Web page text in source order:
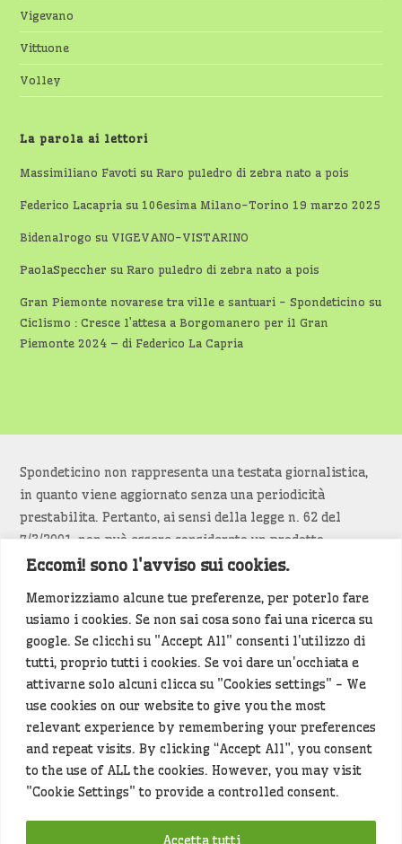
Eccomi! sono l'avviso sui cookies.
Memorizziamo alcune tue preferenze, per poterlo fare
usiamo i cookies. Se non sai cosa sono fai una ricerca su
google. Se clicchi su "Accept All" consenti l'utilizzo di
tutti, proprio tutti i cookies. Se voi dare un'occhiata e
attivarne solo alcuni clicca su "Cookies settings" - We
use cookies on our website to give you the most
relevant experience by remembering your preferences
and repeat visits. By clicking “Accept All”, you consent
to the use of ALL the cookies. However, you may visit
"Cookie Settings" to provide a controlled consent.
Accetta tutti
Vigevano
Vittuone
Volley
La parola ai lettori
Massimiliano Favoti suRaro puledro di zebra nato a pois
Federico Lacapria su 106esima Milano-Torino 19 marzo 2025
Bidenalrogo su VIGEVANO-VISTARINO
PaolaSpeccher suRaro puledro di zebra nato a pois
Gran Piemonte novarese tra ville e santuari - Spondeticino su
Ciclismo : Cresce l’attesa a Borgomanero per il Gran
Piemonte 2024 – di Federico La Capria
Spondeticino non rappresenta una testata giornalistica,
in quanto viene aggiornato senza una periodicità
prestabilita. Pertanto, ai sensi della legge n. 62 del
7/3/2001, non può essere considerato un prodotto
editoriale.
Siamo attenti a non violare copyright e diritti
d’immagine. Se un contenuto è di tua proprietà e vuoi
richiederne la rimozionediccelo(<- clicca per inviarci un
messaggio).
Alcuni articoli sono generati in bozza rielaborando, con
l'intelligenza artificiale generativa, contenuti
provenienti da fonti istituzionali e altri siti di interesse
locale. Prima della pubblicazioni l'articolo viene
controllato dalla redazione.
Hey che fine fanno i miei dati (privacy policy)